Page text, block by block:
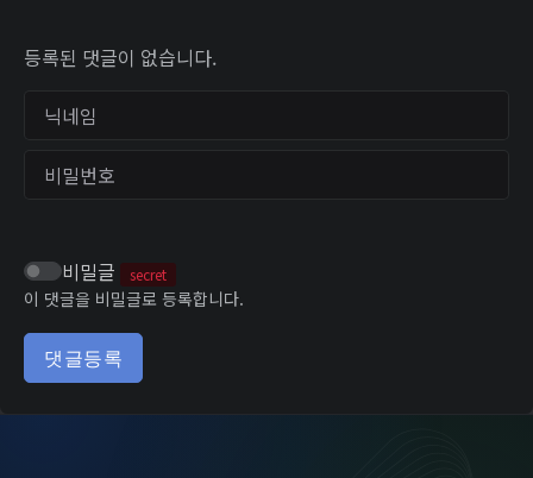
등록된 댓글이 없습니다.
닉네임
비밀번호
비밀글 secret
이 댓글을 비밀글로 등록합니다.
댓글등록